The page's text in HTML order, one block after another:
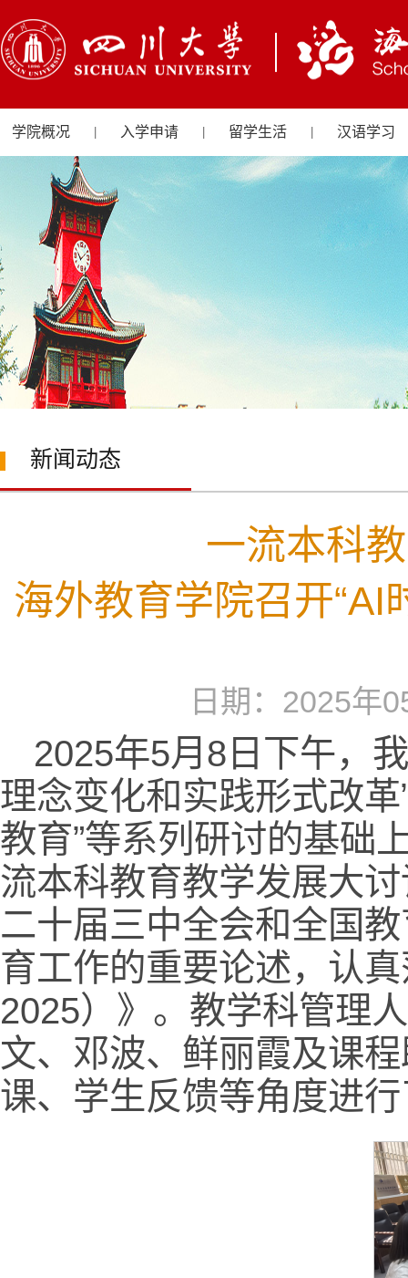
学院概况 入学申请 留学生活 汉语学习
新闻动态
一流本科
海外教育学院召开“AI
日期：2025
2025年5月8日下午，
理念变化和实践形式改
教育”等系列研讨的基础
流本科教育教学发展大
二十届三中全会和全国
育工作的重要论述，认
2025）》。教学科管理
文、邓波、鲜丽霞及课
课、学生反馈等角度进